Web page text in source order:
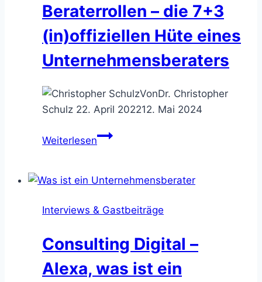
als
(Technologie-)Berater
Beraterrollen – die 7+3
(in)offiziellen Hüte eines
Unternehmensberaters
VonDr. Christopher
Schulz 22. April 202212. Mai 2024
WeiterlesenBeraterrollen
7+3
Hüte
Unternehmensberaters
Interviews & Gastbeiträge
Consulting Digital –
Alexa, was ist ein